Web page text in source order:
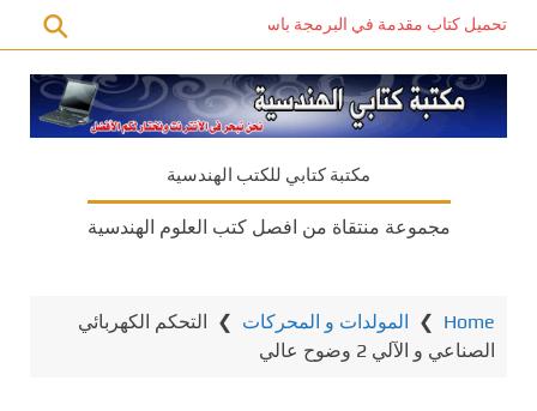
تحميل كتاب مقدمة في البرمجة باستخدام C# PDF – دليل المبتدئين للتعلم الذاتي
مكتبة كتابي للكتب الهندسية
مجموعة منتقاة من افصل كتب العلوم الهندسية
Home
❯ المولدات و المحركات ❯ التحكم الكهربائي
الصناعي و الآلي 2 وضوح عالي